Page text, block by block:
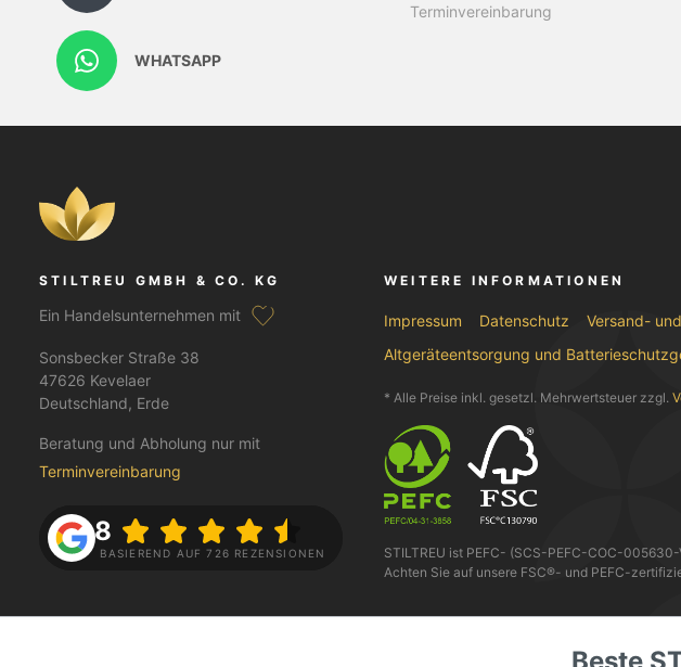
WHATSAPP
Terminvereinbarung
STILTREU GMBH & CO. KG
Ein Handelsunternehmen mit
Sonsbecker Straße 38
47626 Kevelaer
Deutschland, Erde
Beratung und Abholung nur mit
Terminvereinbarung
4.8
BASIEREND AUF 726 REZENSIONEN
WEITERE INFORMATIONEN
Impressum Datenschutz Versand-
Altgeräteentsorgung und
* Alle Preise inkl. gesetzl. Mehrwertsteuer zzgl.
STILTREU ist PEFC- (SCS-PEFC-COC-
Achten Sie auf unsere FSC®- und PEFC-
FOLGE UNS AUF BEZAHLEN KANNST DU MIT